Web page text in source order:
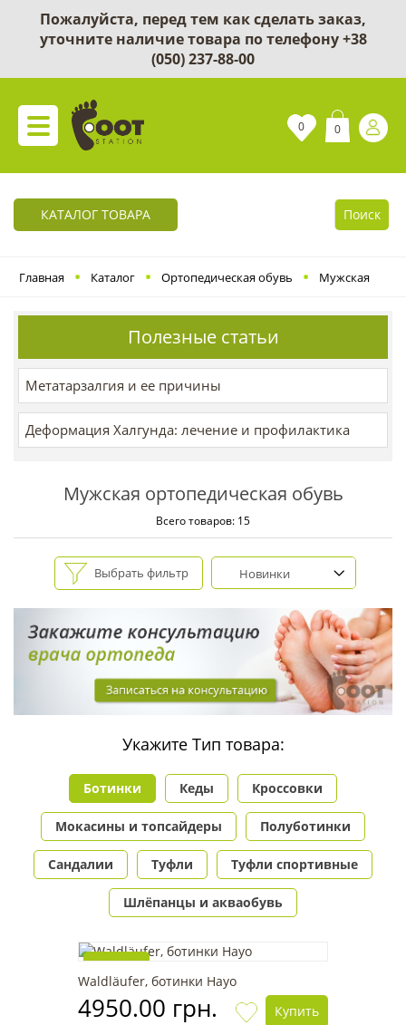
Пожалуйста, перед тем как сделать заказ,
уточните наличие товара по телефону+38
(050) 237-88-00
0 0
КАТАЛОГ ТОВАРА Поиск
Главная Каталог Ортопедическая обувь Мужская
Полезные статьи
Метатарзалгия и ее причины
Деформация Халгунда: лечение и профилактика
Мужская ортопедическая обувь
Всего товаров: 15
Выбрать фильтр Новинки
Укажите Тип товара:
Ботинки Кеды Кроссовки
Мокасины и топсайдеры Полуботинки
Сандалии Туфли Туфли спортивные
Шлёпанцы и акваобувь
Новинка
Waldläufer, ботинки Hayo
4950.00 грн. Купить